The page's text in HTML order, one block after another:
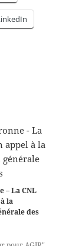
– La CNL
la
des